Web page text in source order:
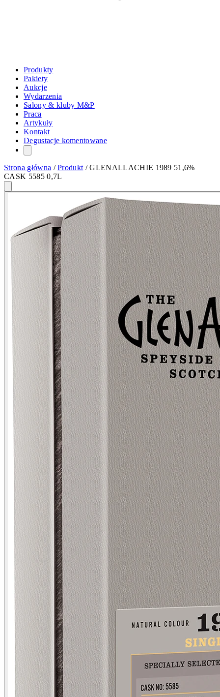
Produkty
Pakiety
Aukcje
Wydarzenia
Salony & kluby M&P
Praca
Artykuły
Kontakt
Degustacje komentowane
Strona główna /Produkt /GLENALLACHIE 1989 51,6%
CASK 5585 0,7L